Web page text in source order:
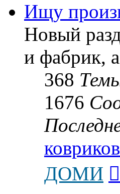
Ищу
Новый
и фабрик,
368
1676
ДОМИ